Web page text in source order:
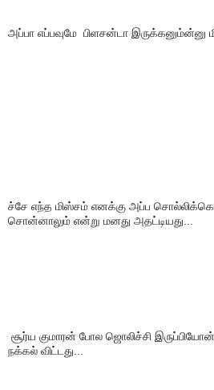
அப்பா எப்பவுமே  பிளசன்டா இருக்கனும்ன்னு
ச்சே எந்த மிஸ்சம் எனக்கு அப்ப
சொன்னாலும் என்று மனது அதட்டியது...
நக்கல் விட்டது...